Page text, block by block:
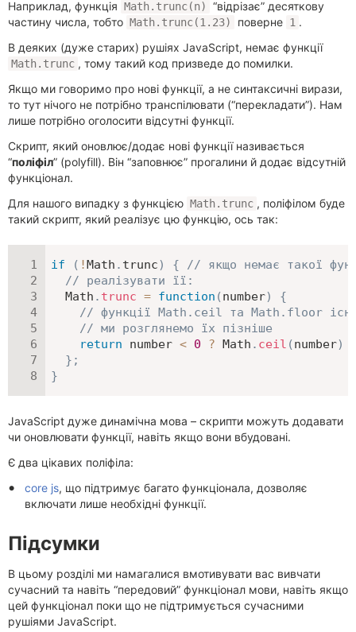
Наприклад, функція Math.trunc(n)
“відрізає” десяткову
частину числа, тобто Math.trunc(1.23) поверне 1 .
В деяких (дуже старих) рушіях JavaScript, немає функції
Math.trunc , тому такий код призведе до помилки.
Якщо ми говоримо про нові функції, а не синтаксичні вирази,
то тут нічого не потрібно транспілювати (“перекладати”). Нам
лише потрібно оголосити відсутні функції.
Скрипт, який оновлює/додає нові функції називається
“поліфіл” (polyfill). Він “заповнює” прогалини й додає відсутній
функціонал.
Для нашого випадку з функцією Math.trunc , поліфілом буде
такий скрипт, який реалізує цю функцію, ось так:
if ( !Math . trunc) {
// якщо немає такої
// реалізувати її:
  Math
. trunc = function (number)
{
// функції Math.ceil та Math.floor
// ми розглянемо їх пізніше
return number < 0 ? Math . ceil (number)
} ;
}
JavaScript дуже динамічна мова – скрипти можуть додавати
чи оновлювати функції, навіть якщо вони вбудовані.
Є два цікавих поліфіла:
core js, що підтримує багато функціонала, дозволяє
включати лише необхідні функції.
Підсумки
В цьому розділі ми намагалися вмотивувати вас вивчати
сучасний та навіть “передовий” функціонал мови, навіть якщо
цей функціонал поки що не підтримується сучасними
рушіями JavaScript.